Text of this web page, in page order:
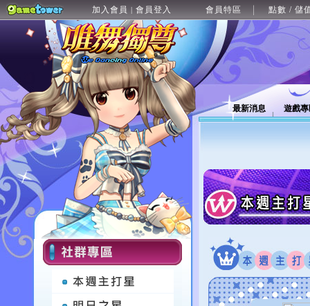
加入會員 | 會員登入 會員特區 點數 / 儲
最新消息 遊戲